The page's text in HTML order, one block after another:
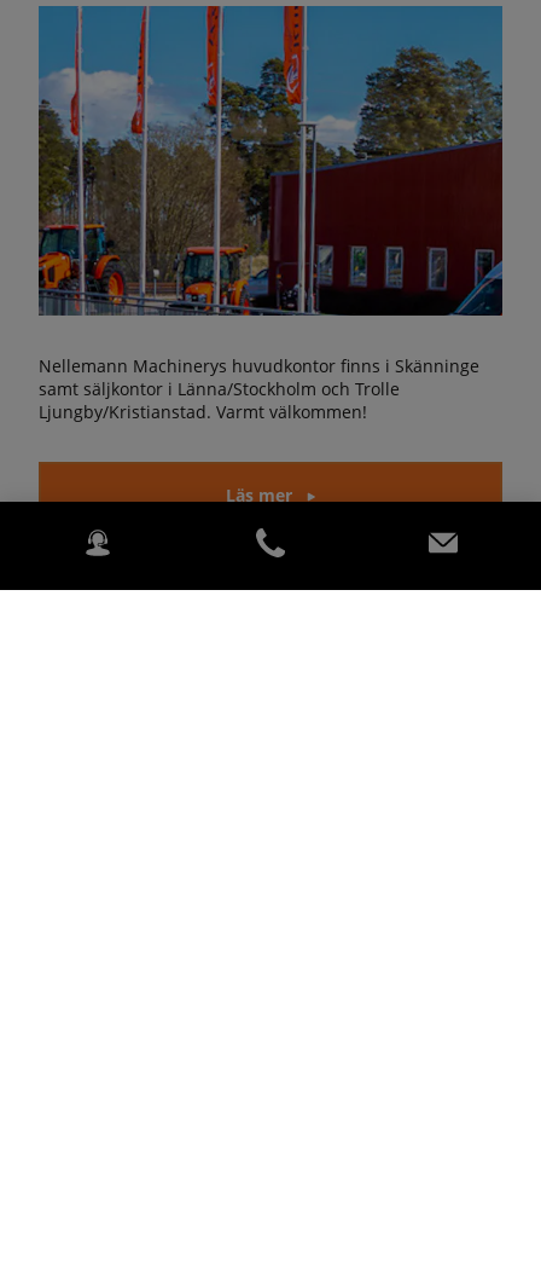
Nellemann Machinerys huvudkontor finns i Skänninge
samt säljkontor i Länna/Stockholm och Trolle
Ljungby/Kristianstad. Varmt välkommen!
Läs mer